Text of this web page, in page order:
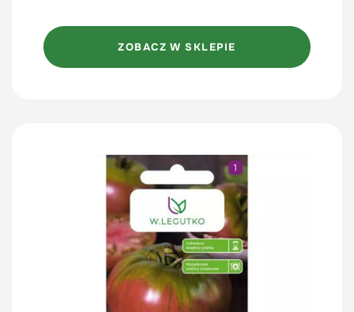
ZOBACZ W SKLEPIE